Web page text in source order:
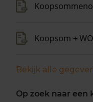
Koopsom +
Bekijk alle
Op zoek naar een